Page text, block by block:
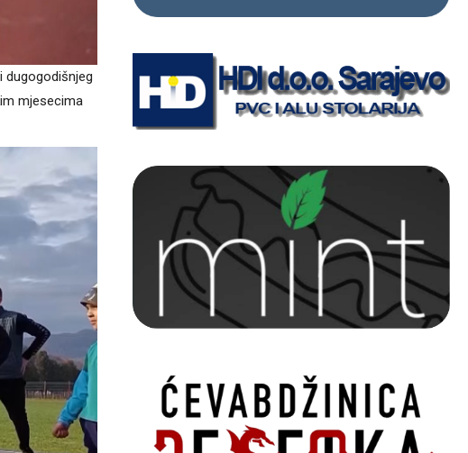
dugogodišnjeg
mjesecima